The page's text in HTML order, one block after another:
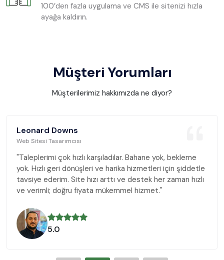
100’den fazla uygulama ve CMS ile sitenizi hızla
ayağa kaldırın.
Müşteri Yorumları
Müşterilerimiz hakkımızda ne diyor?
Leonard Downs
Web Sitesi Tasarımcısı
"Taleplerimi çok hızlı karşıladılar. Bahane yok, bekleme
yok. Hızlı geri dönüşleri ve harika hizmetleri için şiddetle
tavsiye ederim. Site hızı arttı ve destek her zaman hızlı
ve verimli; doğru fiyata mükemmel hizmet."
5.0